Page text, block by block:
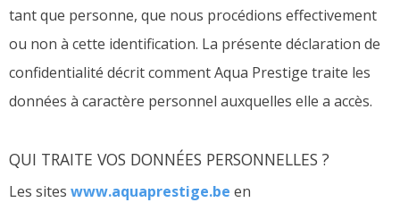
tant que personne, que nous procédions effectivement
ou non à cette identification. La présente déclaration de
confidentialité décrit comment Aqua Prestige traite les
données à caractère personnel auxquelles elle a accès.
QUI TRAITE VOS DONNÉES PERSONNELLES ?
Les sites www.aquaprestige.be en